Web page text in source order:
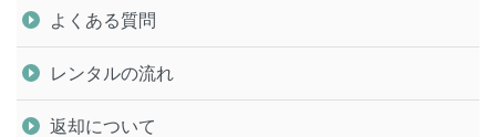
よくある質問
レンタルの流れ
返却について